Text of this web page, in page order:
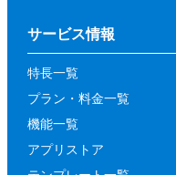
サービス情報
特長一覧
プラン・料金一覧
機能一覧
アプリストア